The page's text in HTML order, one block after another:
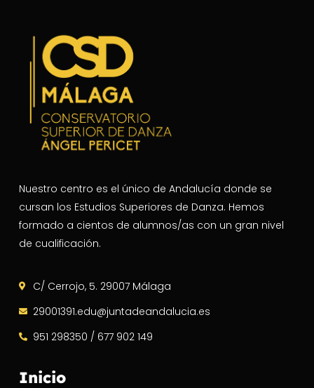
Nuestro centro es el único de Andalucía donde se
cursan los Estudios Superiores de Danza. Hemos
formado a cientos de alumnos/as con un gran nivel
de cualificación.
C/ Cerrojo, 5. 29007 Málaga
29001391.edu@juntadeandalucia.es
951 298350 / 677 902 149
Inicio